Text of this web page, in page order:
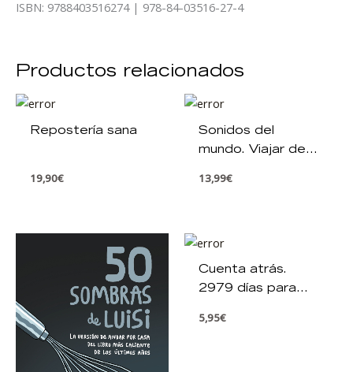
ISBN: 9788403516274 | 978-84-03516-27-4
Productos relacionados
Repostería sana
19,90€
Sonidos del
mundo. Viajar de
13,99€
Cuenta atrás.
2979 días para
5,95€